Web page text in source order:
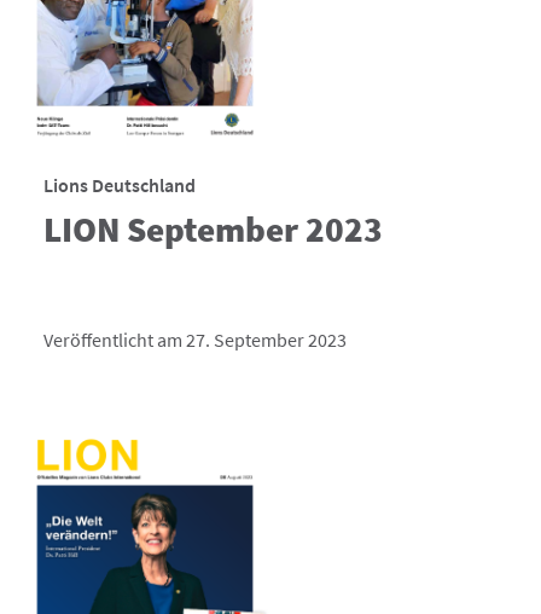
Lions Deutschland
LION September 2023
Veröffentlicht am 27. September 2023